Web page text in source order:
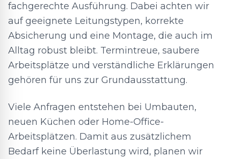
fachgerechte Ausführung. Dabei achten wir
auf geeignete Leitungstypen, korrekte
Absicherung und eine Montage, die auch im
Alltag robust bleibt. Termintreue, saubere
Arbeitsplätze und verständliche Erklärungen
gehören für uns zur Grundausstattung.
Viele Anfragen entstehen bei Umbauten,
neuen Küchen oder Home-Office-
Arbeitsplätzen. Damit aus zusätzlichem
Bedarf keine Überlastung wird, planen wir